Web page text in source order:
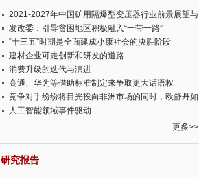
2021-2027年中国矿用隔爆型变压器行业前景展望与
投资前景预测报告
发改委：引导贫困地区积极融入“一带一路”
“十三五”时期是全面建成小康社会的决胜阶段
建材企业可走创新和研发的道路
消费升级的迭代与演进
高通、华为等借助标准制定来争取更大话语权
竞争对手纷纷将目光投向非洲市场的同时，欧舒丹如
此淡定，难道就真的不怕丧失先机吗?
人工智能领域事件驱动
更多>>
研究报告